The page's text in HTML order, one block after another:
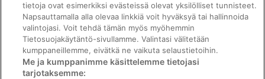
Laadukas palvelu.
Yöpyi 1 yön syyskuussa 2025
0
Tarkistettu arvostelu
tietoja ovat esimerkiksi evästeissä olevat yksilölliset tunnisteet.
Napsauttamalla alla olevaa linkkiä voit hyväksyä tai hallinnoida
valintojasi. Voit tehdä tämän myös myöhemmin
Tietosuojakäytäntö-sivullamme. Valintasi välitetään
kumppaneillemme, eivätkä ne vaikuta selaustietoihin.
Me ja kumppanimme käsittelemme tietojasi
tarjotaksemme: